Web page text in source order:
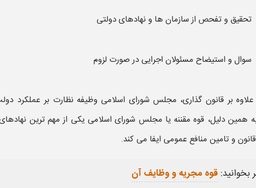
تحقیق و تفحص از سازمان ها و نهادهای دولتی
سوال و استیضاح مسئولان اجرایی در صورت لزوم
علاوه بر قانون گذاری، مجلس شورای اسلامی وظیفه نظارت بر عملکرد
همین دلیل، قوه مقننه یا مجلس شورای اسلامی یکی از مهم ترین
و تامین منافع عمومی ایفا می کند.
بخوانید: قوه مجریه و وظایف آن